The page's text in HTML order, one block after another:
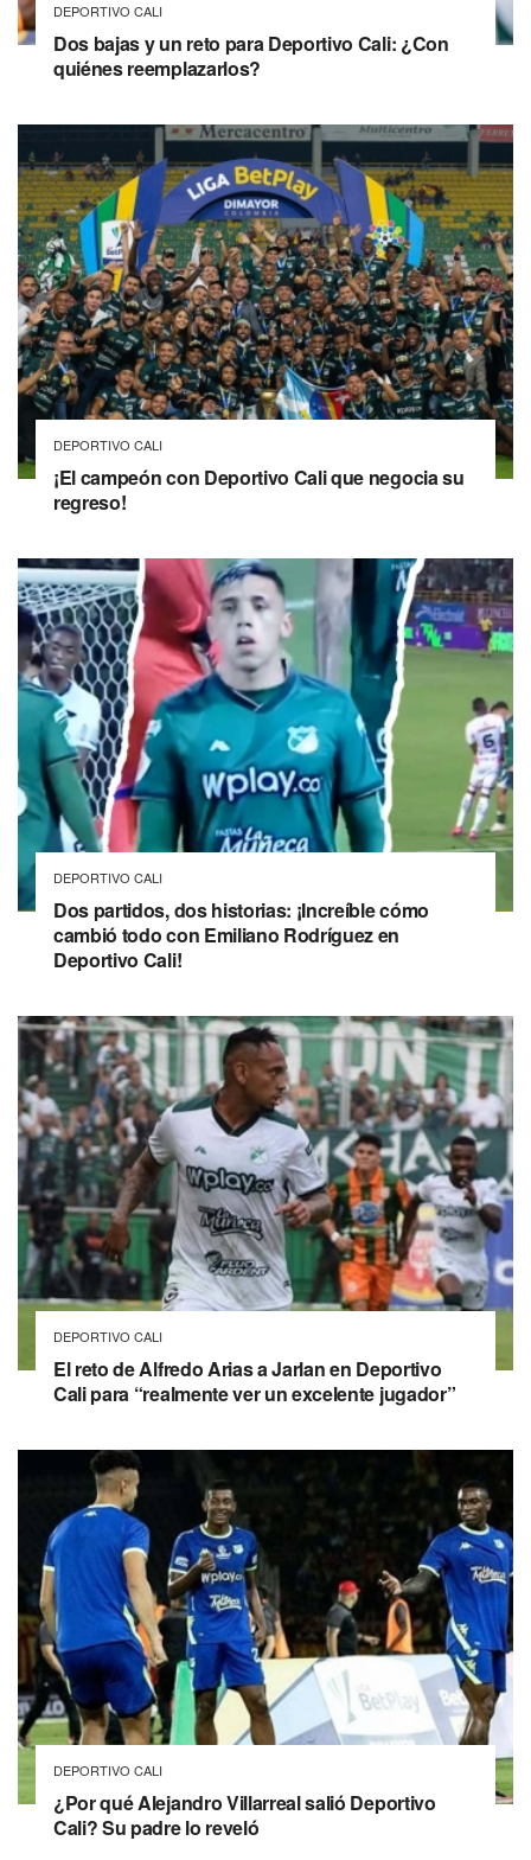
DEPORTIVO CALI
Dos bajas y un reto para Deportivo Cali: ¿Con
quiénes reemplazarlos?
DEPORTIVO CALI
¡El campeón con Deportivo Cali que negocia su
regreso!
DEPORTIVO CALI
Dos partidos, dos historias: ¡Increíble cómo
cambió todo con Emiliano Rodríguez en
Deportivo Cali!
DEPORTIVO CALI
El reto de Alfredo Arias a Jarlan en Deportivo
Cali para “realmente ver un excelente jugador”
DEPORTIVO CALI
¿Por qué Alejandro Villarreal salió Deportivo
Cali? Su padre lo reveló